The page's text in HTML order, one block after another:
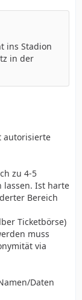
ins Stadion
in der
autorisierte
zu 4-5
lassen. Ist harte
Bereich
Ticketbörse)
muss
via
Daten